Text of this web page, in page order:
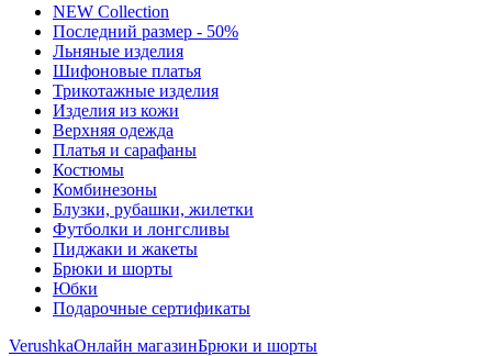
NEW Collection
Последний размер - 50%
Льняные изделия
Шифоновые платья
Трикотажные изделия
Изделия из кожи
Верхняя одежда
Платья и сарафаны
Костюмы
Комбинезоны
Блузки, рубашки, жилетки
Футболки и лонгсливы
Пиджаки и жакеты
Брюки и шорты
Юбки
Подарочные сертификаты
VerushkaОнлайн магазинБрюки и шорты